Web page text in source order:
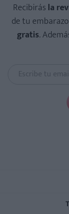
Recibirásla
de tu
gratis.